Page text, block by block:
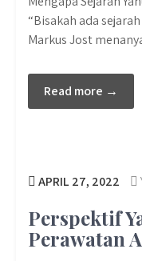
“Bisakah ada
Markus Jost
Read more →
APRIL 27, 2022
Perspektif
Perawatan